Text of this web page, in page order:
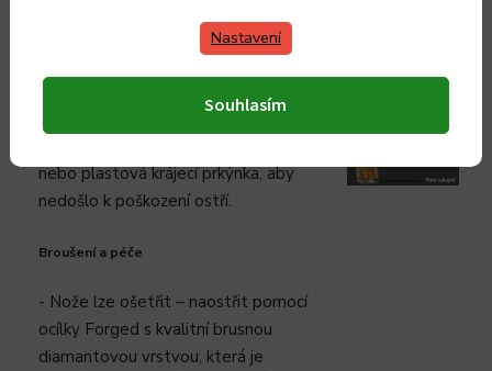
Nastavení
Souhlasím
- Nože lze použít pouze ke krájení
nebo plastová krájecí prkýnka, aby
nedošlo k poškození ostří.
Broušení a péče
- Nože lze ošetřit – naostřit pomocí
ocílky Forged s kvalitní brusnou
diamantovou vrstvou, která je